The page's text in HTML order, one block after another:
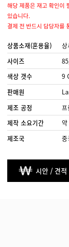
해당 제품은 재고 확인이
있습니다.
결제 전 반드시 담당자를
상품소재(혼용율)
사이즈
색상 갯수
9
판매원
제조 공정
제작 소요기간
제조국
중
시안 / 견적